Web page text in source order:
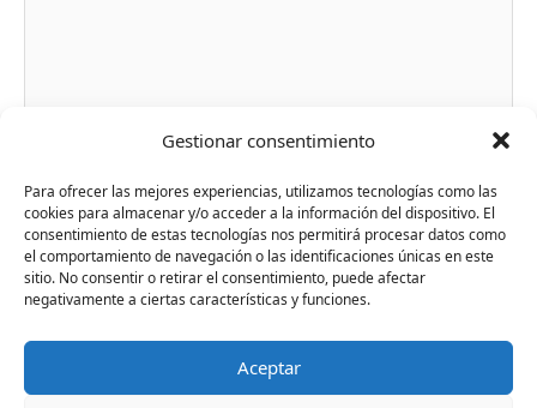
Gestionar consentimiento
Para ofrecer las mejores experiencias, utilizamos tecnologías como las
cookies para almacenar y/o acceder a la información del dispositivo. El
consentimiento de estas tecnologías nos permitirá procesar datos como
el comportamiento de navegación o las identificaciones únicas en este
sitio. No consentir o retirar el consentimiento, puede afectar
negativamente a ciertas características y funciones.
Aceptar
Correo
electrónico*
Web